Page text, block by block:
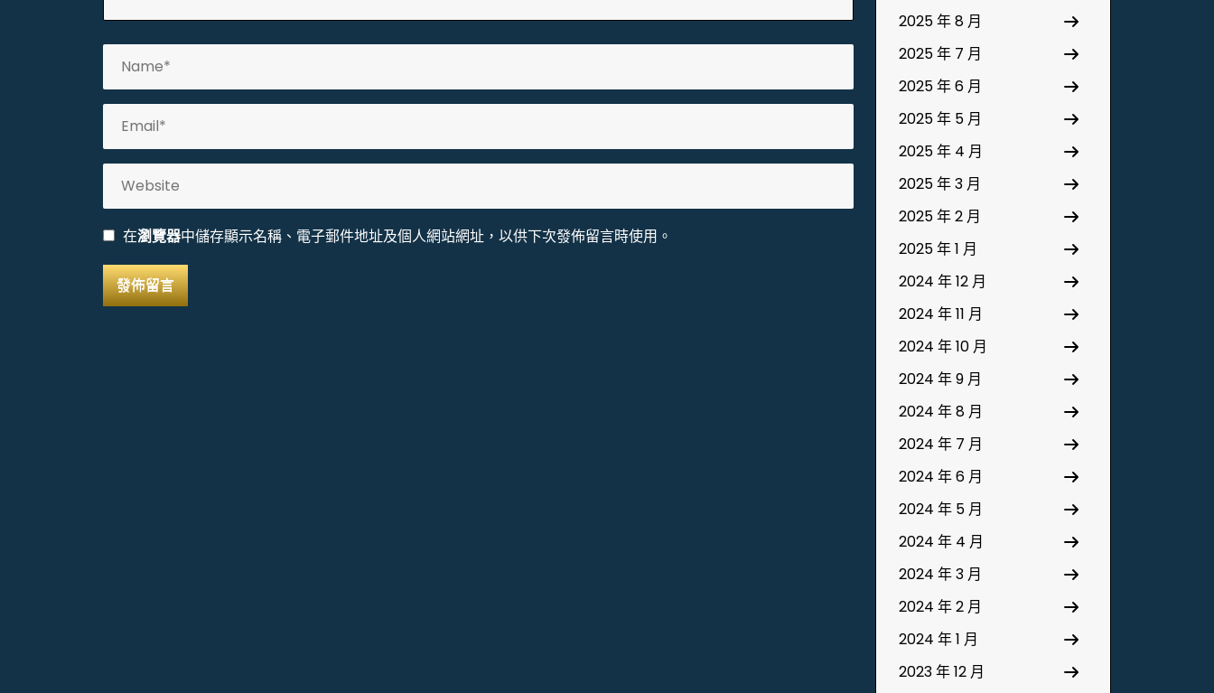
在瀏覽器中儲存顯示名稱、電子郵件地址及個人網站網址，以供下次發佈留言時使用。
2025 年 8 月
2025 年 7 月
2025 年 6 月
2025 年 5 月
2025 年 4 月
2025 年 3 月
2025 年 2 月
2025 年 1 月
2024 年 12 月
2024 年 11 月
2024 年 10 月
2024 年 9 月
2024 年 8 月
2024 年 7 月
2024 年 6 月
2024 年 5 月
2024 年 4 月
2024 年 3 月
2024 年 2 月
2024 年 1 月
2023 年 12 月